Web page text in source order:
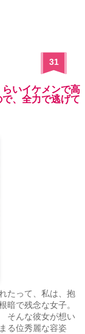
31
いイケメンで高
、全力で逃げて
たって、私は、抱
で残念な女子。
そんな彼女が想い
る位秀麗な容姿